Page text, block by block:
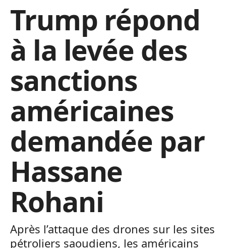
Trump répond
à la levée des
sanctions
américaines
demandée par
Hassane
Rohani
Après l’attaque des drones sur les sites
pétroliers saoudiens, les américains